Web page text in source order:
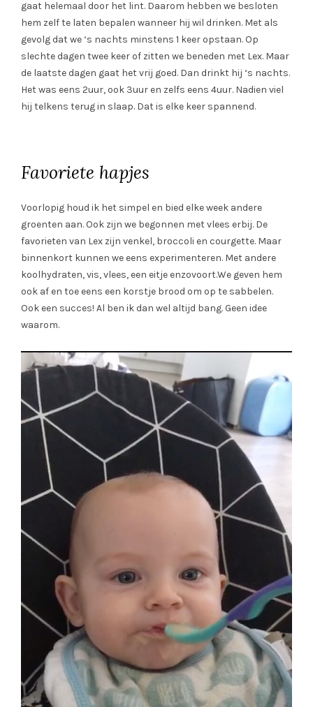
gaat helemaal door het lint. Daarom hebben we besloten
hem zelf te laten bepalen wanneer hij wil drinken. Met als
gevolg dat we ‘s nachts minstens 1 keer opstaan. Op
slechte dagen twee keer of zitten we beneden met Lex. Maar
de laatste dagen gaat het vrij goed. Dan drinkt hij ‘s nachts.
Het was eens 2uur, ook 3uur en zelfs eens 4uur. Nadien viel
hij telkens terug in slaap. Dat is elke keer spannend.
Favoriete hapjes
Voorlopig houd ik het simpel en bied elke week andere
groenten aan. Ook zijn we begonnen met vlees erbij. De
favorieten van Lex zijn venkel, broccoli en courgette. Maar
binnenkort kunnen we eens experimenteren. Met andere
koolhydraten, vis, vlees, een eitje enzovoort.We geven hem
ook af en toe eens een korstje brood om op te sabbelen.
Ook een succes! Al ben ik dan wel altijd bang. Geen idee
waarom.